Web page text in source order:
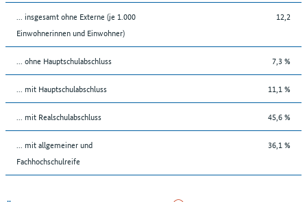
... insgesamt ohne Externe (je 1.000
Einwohnerinnen und Einwohner)
12,2
... ohne Hauptschulabschluss 7,3 %
... mit Hauptschulabschluss 11,1 %
... mit Realschulabschluss 45,6 %
... mit allgemeiner und
Fachhochschulreife
36,1 %